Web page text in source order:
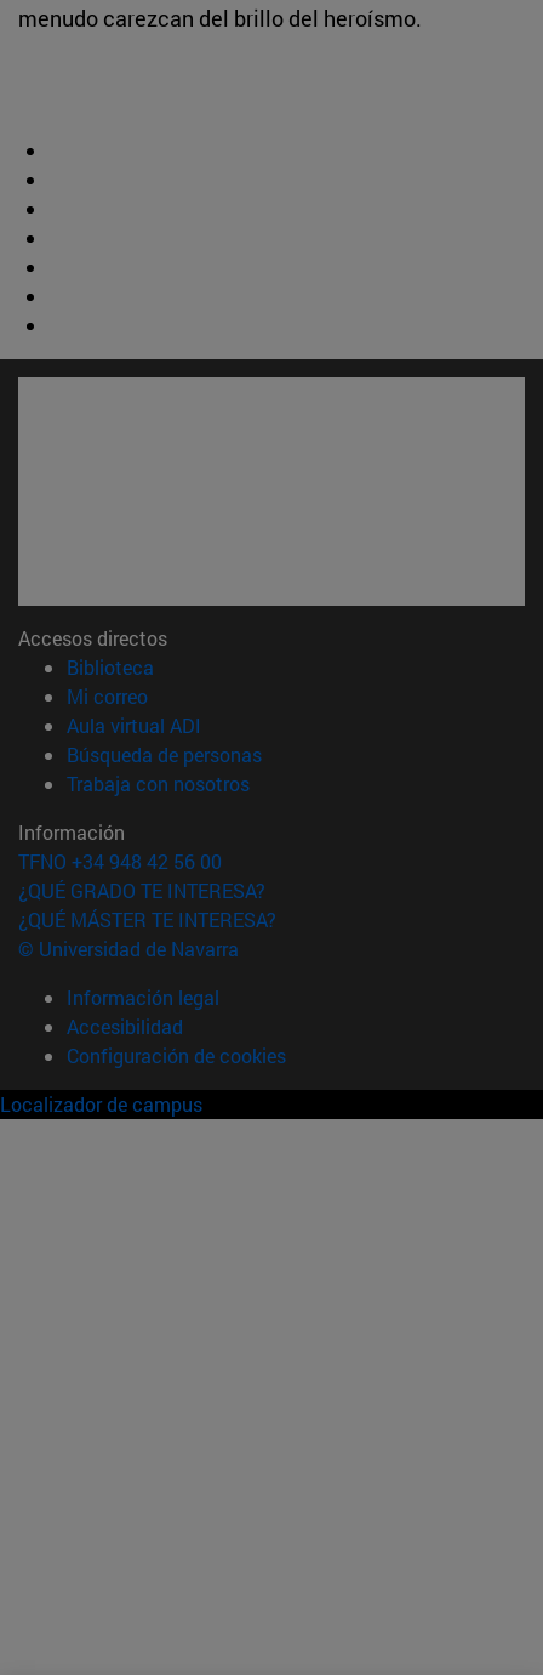
menudo carezcan del brillo del heroísmo.
Accesos directos
Biblioteca
Mi correo(abre en nueva ventana)
Aula virtual ADI
Búsqueda de personas(abre en nueva ventana)
Trabaja con nosotros(abre en nueva ventana)
Información
TFNO +34 948 42 56 00
¿QUÉ GRADO TE INTERESA?
¿QUÉ MÁSTER TE INTERESA?
© Universidad de Navarra
Información legal
Accesibilidad
Configuración de cookies
Localizador de campus